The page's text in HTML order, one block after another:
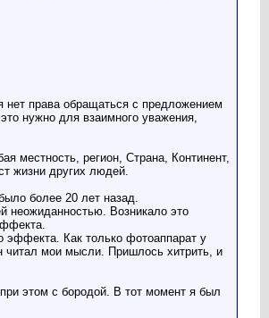
нет права обращаться с предложением
нужно для взаимного уважения,
местность, регион, Страна, Континент,
жизни других людей.
более 20 лет назад.
неожиданностью. Возникало это
эффекта. Как только фотоаппарат у
читал мои мысли. Пришлось хитрить, и
этом с бородой. В тот момент я был